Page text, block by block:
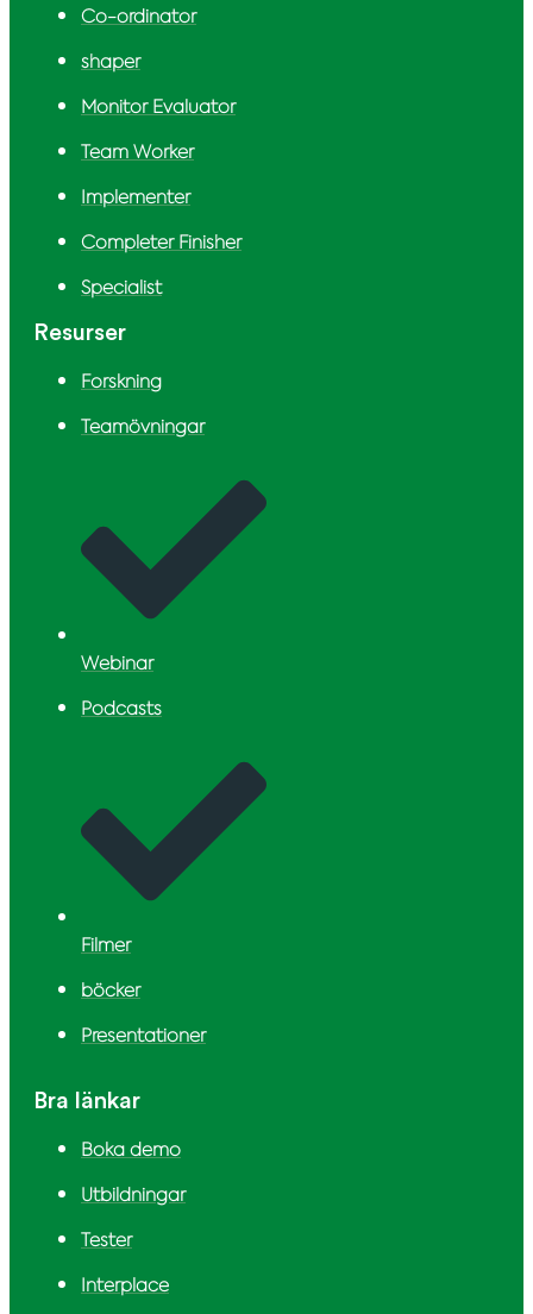
Co-ordinator
shaper
Monitor Evaluator
Team Worker
Implementer
Completer Finisher
Specialist
Resurser
Forskning
Teamövningar
Webinar
Podcasts
Filmer
böcker
Presentationer
Bra länkar
Boka demo
Utbildningar
Tester
Interplace